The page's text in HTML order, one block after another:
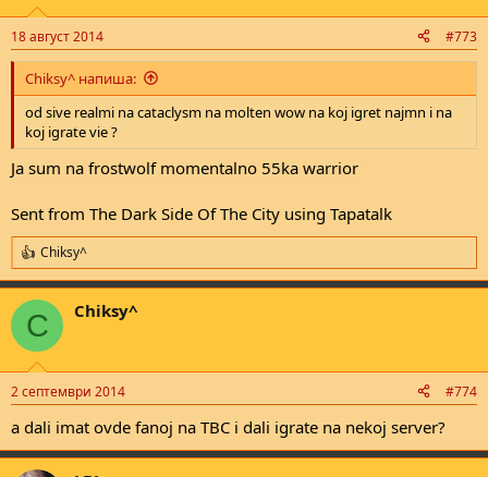
18 август 2014 #773
Chiksy^ напиша:
od sive realmi na cataclysm na molten wow na koj igret najmn i na
koj igrate vie ?
Ja sum na frostwolf momentalno 55ka warrior
Sent from The Dark Side Of The City using Tapatalk
R
e
a
c
i
s
Chiksy^
C Chiksy^
2 септември 2014 #774
a dali imat ovde fanoj na TBC i dali igrate na nekoj server?